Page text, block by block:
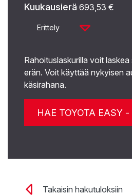
Kuukausierä 693,53 €
Erittely
Rahoituslaskurilla voit
erän. Voit käyttää nykyisen
käsirahana.
Takaisin hakutuloksiin